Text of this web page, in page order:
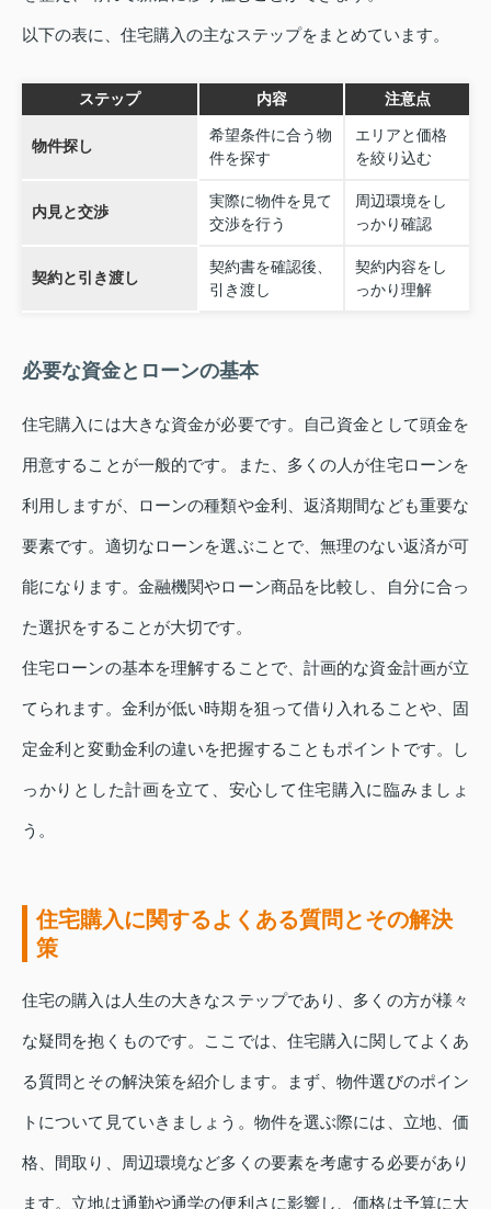
以下の表に、住宅購入の主なステップをまとめています。
ステップ 内容 注意点
物件探し
希望条件に合う物
件を探す
エリアと価格
を絞り込む
内見と交渉
実際に物件を見て
交渉を行う
周辺環境をし
っかり確認
契約と引き渡し
契約書を確認後、
引き渡し
契約内容をし
っかり理解
必要な資金とローンの基本
住宅購入には大きな資金が必要です。自己資金として頭金を
用意することが一般的です。また、多くの人が住宅ローンを
利用しますが、ローンの種類や金利、返済期間なども重要な
要素です。適切なローンを選ぶことで、無理のない返済が可
能になります。金融機関やローン商品を比較し、自分に合っ
た選択をすることが大切です。
住宅ローンの基本を理解することで、計画的な資金計画が立
てられます。金利が低い時期を狙って借り入れることや、固
定金利と変動金利の違いを把握することもポイントです。し
っかりとした計画を立て、安心して住宅購入に臨みましょ
う。
住宅購入に関するよくある質問とその解決
策
住宅の購入は人生の大きなステップであり、多くの方が様々
な疑問を抱くものです。ここでは、住宅購入に関してよくあ
る質問とその解決策を紹介します。まず、物件選びのポイン
トについて見ていきましょう。物件を選ぶ際には、立地、価
格、間取り、周辺環境など多くの要素を考慮する必要があり
ます。立地は通勤や通学の便利さに影響し、価格は予算に大